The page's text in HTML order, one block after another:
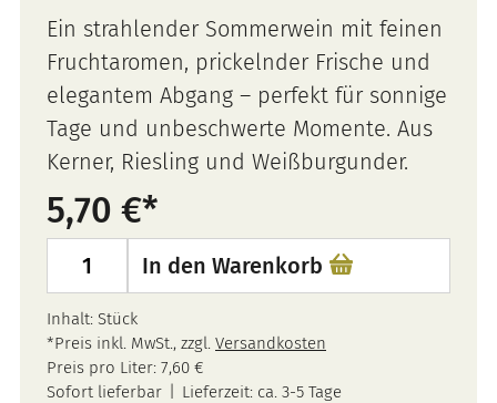
Ein strahlender Sommerwein mit feinen
Fruchtaromen, prickelnder Frische und
elegantem Abgang – perfekt für sonnige
Tage und unbeschwerte Momente. Aus
Kerner, Riesling und Weißburgunder.
5,70 €
2025
Pfalz
Weißwein
„Sommer-
Cuvée“
In den Warenkorb
Inhalt: Stück
*Preis inkl. MwSt., zzgl. Versandkosten
Preis pro Liter: 7,60 €
Sofort lieferbar
Lieferzeit: ca. 3-5 Tage